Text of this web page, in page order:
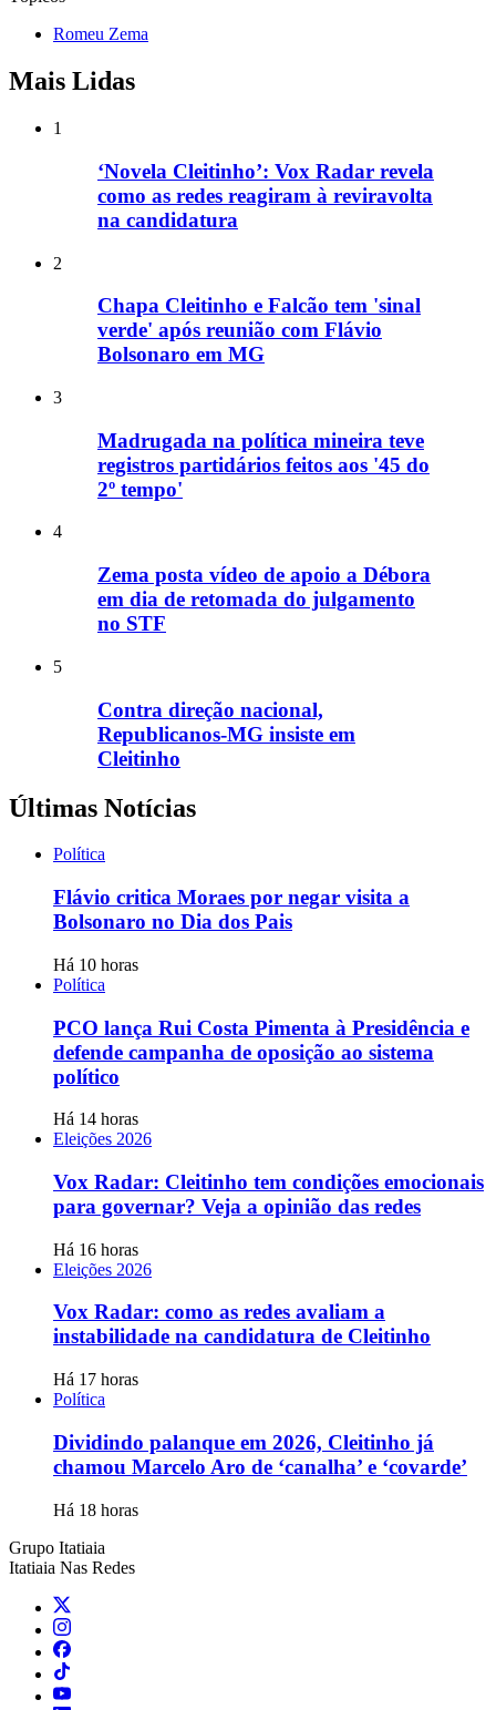
Romeu Zema
Mais Lidas
1
‘Novela Cleitinho’: Vox Radar revela
como as redes reagiram à reviravolta
na candidatura
2
Chapa Cleitinho e Falcão tem 'sinal
verde' após reunião com Flávio
Bolsonaro em MG
3
Madrugada na política mineira teve
registros partidários feitos aos '45 do
2º tempo'
4
Zema posta vídeo de apoio a Débora
em dia de retomada do julgamento
no STF
5
Contra direção nacional,
Republicanos-MG insiste em
Cleitinho
Últimas Notícias
Política
Flávio critica Moraes por negar visita a
Bolsonaro no Dia dos Pais
Há 10 horas
Política
PCO lança Rui Costa Pimenta à Presidência e
defende campanha de oposição ao sistema
político
Há 14 horas
Eleições 2026
Vox Radar: Cleitinho tem condições emocionais
para governar? Veja a opinião das redes
Há 16 horas
Eleições 2026
Vox Radar: como as redes avaliam a
instabilidade na candidatura de Cleitinho
Há 17 horas
Política
Dividindo palanque em 2026, Cleitinho já
chamou Marcelo Aro de ‘canalha’ e ‘covarde’
Há 18 horas
Grupo Itatiaia
Itatiaia Nas Redes